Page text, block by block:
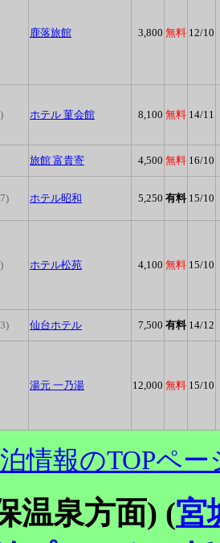
鹿落旅館 3,800 無料 12/10
ホテル 菫会館 8,100 無料 14/11
旅館 富貴寄 4,500 無料 16/10
ホテル昭和 5,250 有料 15/10
ホテル松苑 4,100 無料 15/10
仙台ホテル 7,500 有料 14/12
湯元 一乃湯 12,000 無料 15/10
情報のTOPペー
温泉方面) (宮